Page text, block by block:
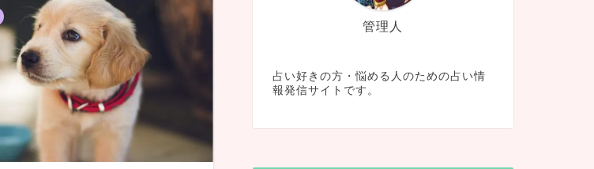
管理人
占い好きの方・悩める人のための占い情
報発信サイトです。